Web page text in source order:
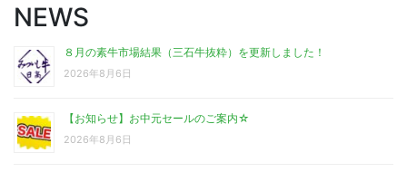
NEWS
８月の素牛市場結果（三石牛抜粋）を更新しました！
2026年8月6日
【お知らせ】お中元セールのご案内☆
2026年8月6日